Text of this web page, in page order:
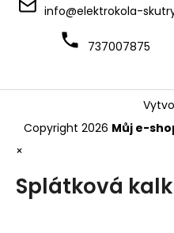
info@elektrokola-
737007875
Copyright 2026 Můj e-
×
Splátková